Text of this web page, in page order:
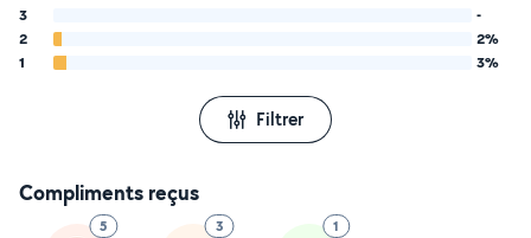
3
-
2
2%
1
3%
Filtrer
Compliments reçus
5 3 1